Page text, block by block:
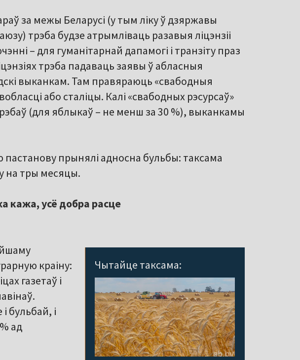
за межы Беларусі (у тым ліку ў дзяржавы
трэба будзе атрымліваць разавыя ліцэнзіі
– для гуманітарнай дапамогі і транзіту праз
трэба падаваць заявы ў абласныя
выканкам. Там правяраюць «свабодныя
або сталіцы. Калі «свабодных рэсурсаў»
(для яблыкаў – не менш за 30 %), выканкамы
пастанову прынялі адносна бульбы: таксама
на тры месяцы.
кажа, усё добра расце
Чытайце таксама:
краіну:
газетаў і
і бульбай, і
ад